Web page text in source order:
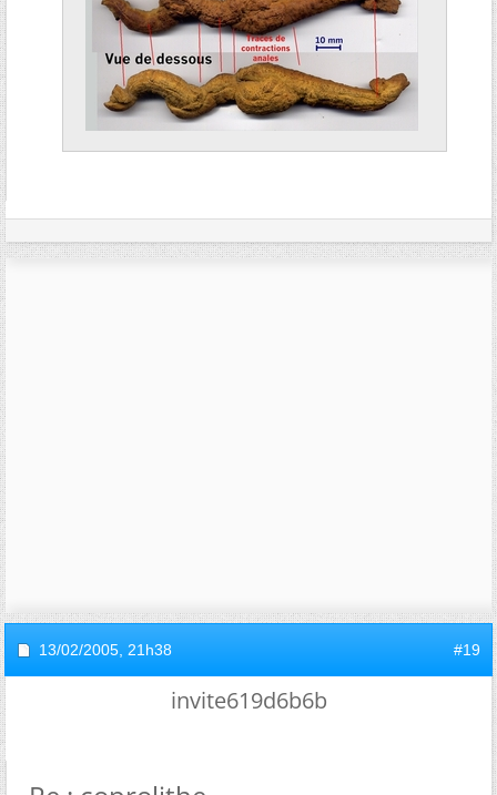
13/02/2005, 21h38 #19
invite619d6b6b